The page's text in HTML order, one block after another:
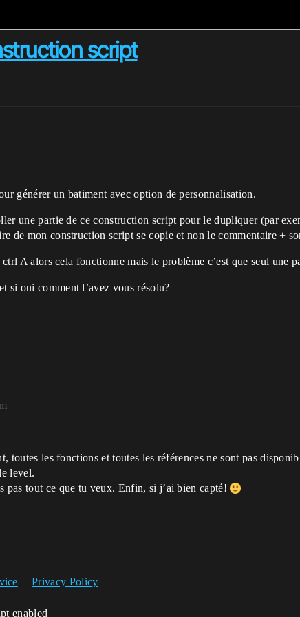
script
générer un batiment avec option de personnalisation.
une partie de ce construction script pour le dupliquer (par
de mon construction script se copie et non le commentaire +
A alors cela fonctionne mais le problème c’est que seul une
si oui comment l’avez vous résolu?
toutes les fonctions et toutes les références ne sont pas
level.
pas tout ce que tu veux. Enfin, si j’ai bien capté!
Privacy Policy
enabled